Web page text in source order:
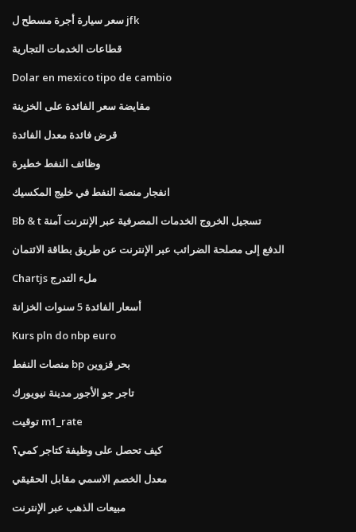
سعر سيارة أجرة مسطح ل jfk
قطاعات الخدمات التجارية
Dolar en mexico tipo de cambio
مقايضة سعر الفائدة على الخزينة
قرض فائدة معدل الفائدة
وظائف النفط خطيرة
انفجار منصة النفط في خليج المكسيك
Bb & t تسجيل الخروج الخدمات المصرفية عبر الإنترنت آمنة
الدفع إلى مصلحة الضرائب عبر الإنترنت عن طريق بطاقة الائتمان
Chartjs ملء التدرج
أسعار الفائدة 5 سنوات الخزانة
Kurs pln do nbp euro
منصات النفط bp بحر قزوين
تاجر جو الأجور مدينة نيويورك
توقيت m1_rate
كيف تحصل على وظيفة كتاجر كمي؟
معدل الخصم الاسمي مقابل الحقيقي
مبيعات الذهب عبر الإنترنت